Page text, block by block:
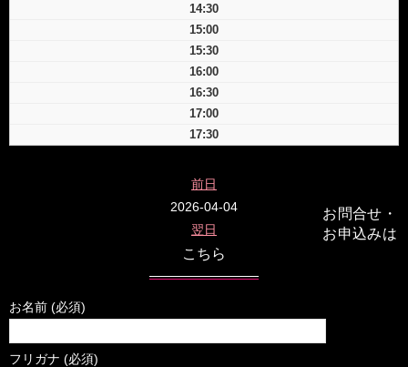
14:30
15:00
15:30
16:00
16:30
17:00
17:30
前日
2026-04-04
翌日
お問合せ・
お申込みは
こちら
お名前 (必須)
フリガナ (必須)